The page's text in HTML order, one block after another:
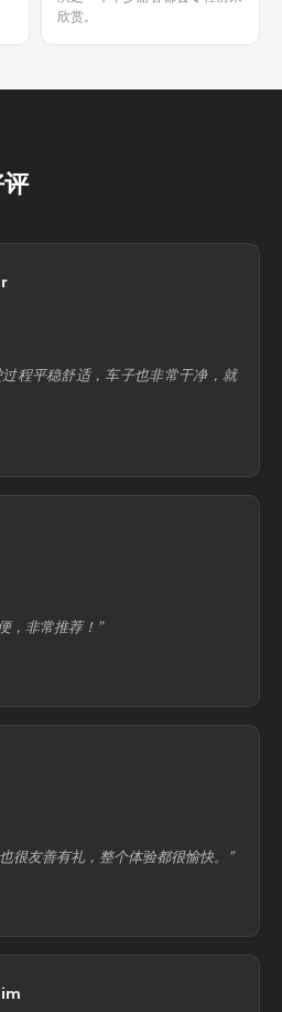
欣赏。
程平稳舒适，车子也非常干净，就
，非常推荐！”
很友善有礼，整个体验都很愉快。”